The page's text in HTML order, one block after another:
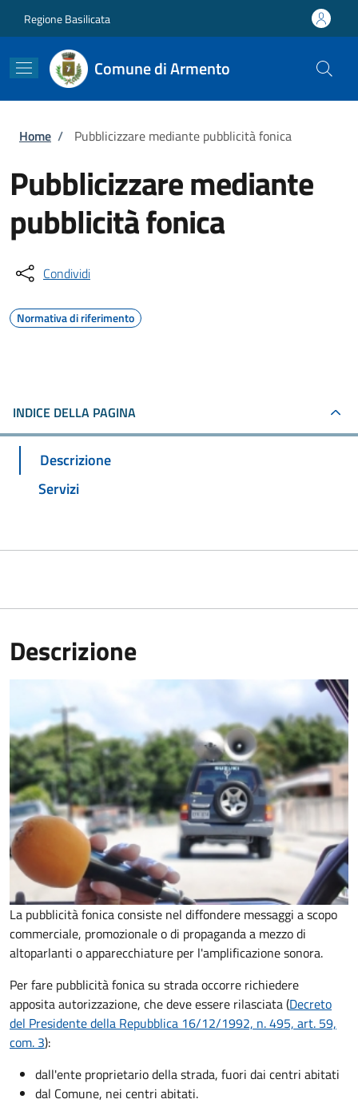
Regione Basilicata
Comune di Armento
Briciole di pane
Home / Pubblicizzare mediante pubblicità fonica
Pubblicizzare mediante
pubblicità fonica
Condividi
Normativa di riferimento
INDICE DELLA PAGINA
Descrizione
Servizi
Descrizione
La pubblicità fonica consiste nel diffondere messaggi a scopo
commerciale, promozionale o di propaganda a mezzo di
altoparlanti o apparecchiature per l'amplificazione sonora.
Per fare pubblicità fonica su strada occorre richiedere
apposita autorizzazione, che deve essere rilasciata (Decreto
del Presidente della Repubblica 16/12/1992, n. 495, art. 59,
com. 3):
dall'ente proprietario della strada, fuori dai centri abitati
dal Comune, nei centri abitati.